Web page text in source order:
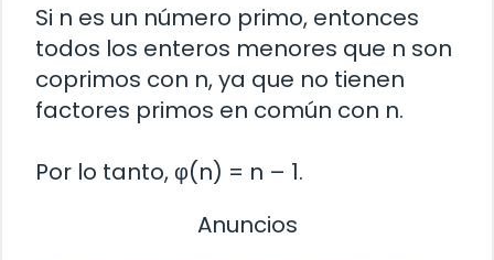
Si n es un número primo, entonces
todos los enteros menores que n son
coprimos con n, ya que no tienen
factores primos en común con n.
Por lo tanto, φ(n) = n – 1.
Anuncios